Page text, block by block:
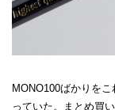
MONO100ばかりを
っていた。まとめ買